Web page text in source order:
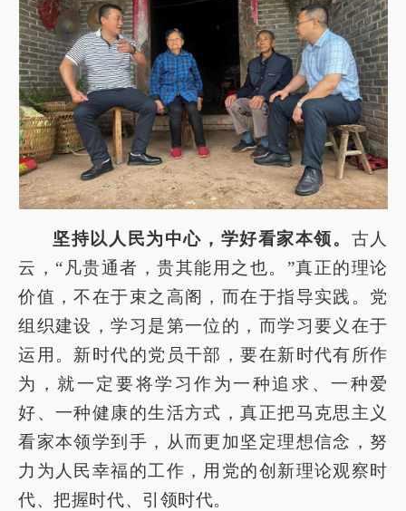
坚持以人民为中心，学好看家本领。 古人
云，“凡贵通者，贵其能用之也。”真正的理论
价值，不在于束之高阁，而在于指导实践。党
组织建设，学习是第一位的，而学习要义在于
运用。新时代的党员干部，要在新时代有所作
为，就一定要将学习作为一种追求、一种爱
好、一种健康的生活方式，真正把马克思主义
看家本领学到手，从而更加坚定理想信念，努
力为人民幸福的工作，用党的创新理论观察时
代、把握时代、引领时代。